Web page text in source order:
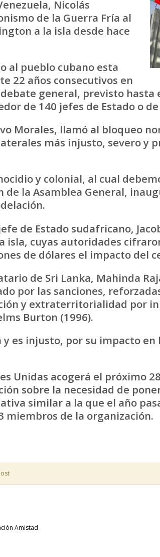
Nicolás
de la Guerra Fría al
a la isla desde hace
al pueblo cubano esta
22 años consecutivos en
general, previsto
de 140 jefes de Estado o
Morales, llamó al bloqueo
más injusto, severo y
y colonial, al cual
de la Asamblea General,
de Estado sudafricano,
isla, cuyas autoridades
de dólares el impacto del
de Sri Lanka, Mahinda
por las sanciones,
y extraterritorialidad por
Burton (1996).
y es injusto, por su impacto en
Unidas acogerá el próximo
sobre la necesidad de
similar a la que el año
miembros de la organización.
Amistad